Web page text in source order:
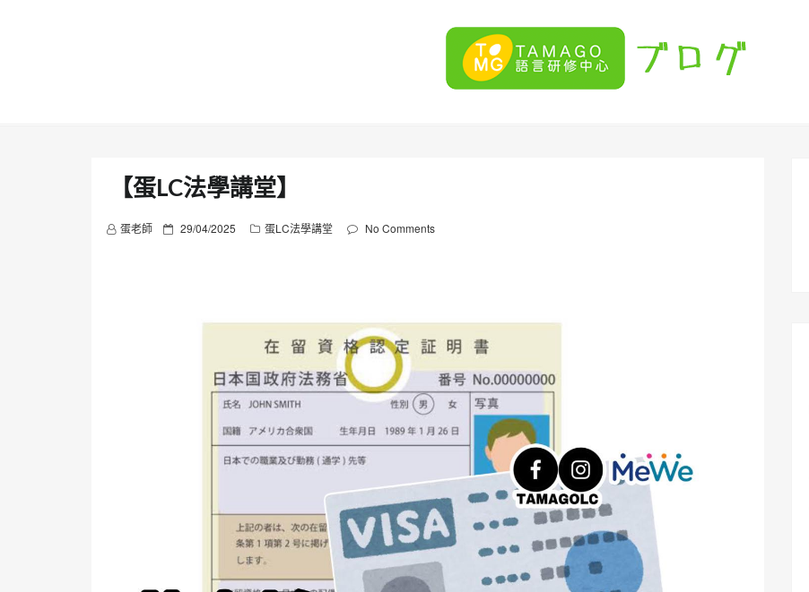
【蛋LC法學講堂】
蛋老師
P 29/04/2025 蛋LC法學講堂 No Comments